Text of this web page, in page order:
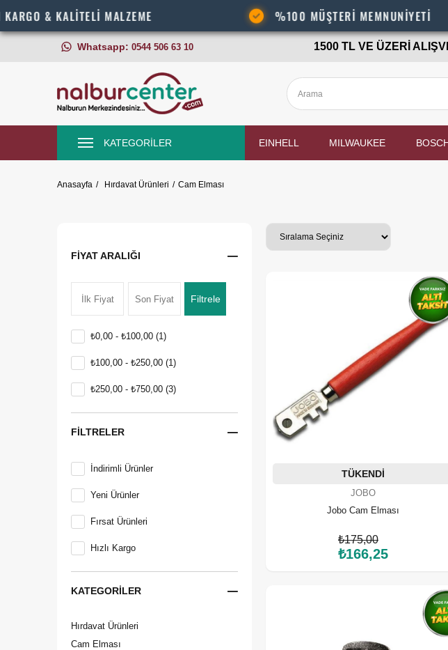
& KALİTELİ MALZEME %100 MÜŞTERİ MEMNUNİYETİ
Whatsapp: 0544 506 63 10 1500 TL VE ÜZERİ
KATEGORİLER EINHELL MILWAUKEE
Anasayfa Hırdavat Ürünleri Cam Elması
FIYAT ARALIĞI
Filtrele
₺0,00 - ₺100,00 (1)
₺100,00 - ₺250,00 (1)
₺250,00 - ₺750,00 (3)
FILTRELER
İndirimli Ürünler
Yeni Ürünler
Fırsat Ürünleri
Hızlı Kargo
KATEGORILER
Hırdavat Ürünleri
Cam Elması
TÜKENDI
JOBO
Jobo Cam Elması
₺166,25
₺175,00